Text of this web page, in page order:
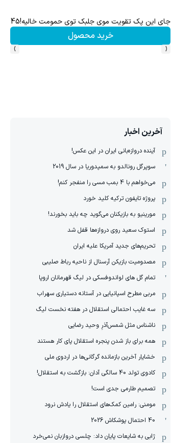
جای این پک تقویت موی جلبک توی حمومت خالیه!45%تخفیف
خرید محصول
‹
›
آخرین اخبار
آینده دروازه‌بانی ایران در این عکس!
سوپرگل رونالدو به سمپدوریا در سال 2019
می‌خواهم با 4 بمب مسی را منفجر کنم!
پروژه تایفون ترکیه کلید خورد
مورینیو به بازیکنان می‌گوید چه باید بخورند!
استوک سعید روی دروازه‌ها قفل شد
تحریم‌های جدید آمریکا علیه ایران
مصدومیت بازیکن آرسنال از ناحیه رباط صلیبی
تمام گل های لواندوفسکی در لیگ قهرمانان اروپا
مربی مطرح اسپانیایی در آستانه دستیاری سهراب
سه غایب احتمالی استقلال در هفته نخست لیگ
ناشناس مثل شمس‌آذرِ وحید رضایی
همه برای باز شدن پنجره استقلال پای کار هستند
خشایار آخرین بازمانده گرگانی‌ها در اردوی ملی
کادوی تولد 40 سالگی آدان: بازگشت به استقلال!
تصمیم طارمی جدی است!
مومنی: رامین کمک‌های استقلال را یادش نرود
40 احتمال پوشکاش 2026
ژابی به شایعات پایان داد: چلسی دروازبان نمی‌خرد